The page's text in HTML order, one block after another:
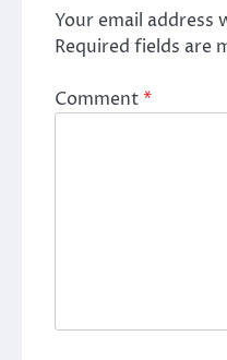
Your email address
Required fields are
Comment*